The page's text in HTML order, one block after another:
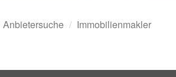
Anbietersuche
Immobilienmakler